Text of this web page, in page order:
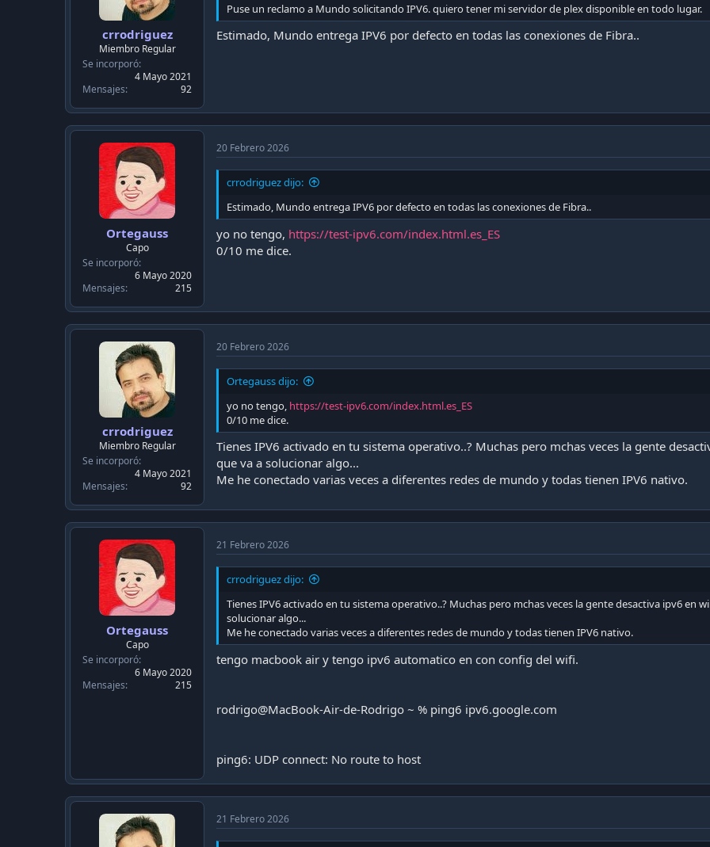
crrodriguez
Miembro Regular
Se incorporó
4 Mayo 2021
Mensajes
92
Puse un reclamo a Mundo solicitando IPV6. quiero tener mi servidor de plex disponible en todo lugar.
Estimado, Mundo entrega IPV6 por defecto en todas las conexiones de Fibra..
Ortegauss
Capo
Se incorporó
6 Mayo 2020
Mensajes
215
20 Febrero 2026
crrodriguez dijo:
Estimado, Mundo entrega IPV6 por defecto en todas las conexiones de Fibra..
yo no tengo, https://test-ipv6.com/index.html.es_ES
0/10 me dice.
crrodriguez
Miembro Regular
Se incorporó
4 Mayo 2021
Mensajes
92
20 Febrero 2026
Ortegauss dijo:
yo no tengo, https://test-ipv6.com/index.html.es_ES
0/10 me dice.
Tienes IPV6 activado en tu sistema operativo..? Muchas pero mchas veces la gente
que va a solucionar algo...
Me he conectado varias veces a diferentes redes de mundo y todas tienen IPV6 nativo.
Ortegauss
Capo
Se incorporó
6 Mayo 2020
Mensajes
215
21 Febrero 2026
crrodriguez dijo:
Tienes IPV6 activado en tu sistema operativo..? Muchas pero mchas veces la gente desactiva ipv6 en
solucionar algo...
Me he conectado varias veces a diferentes redes de mundo y todas tienen IPV6 nativo.
tengo macbook air y tengo ipv6 automatico en con config del wifi.
rodrigo@MacBook-Air-de-Rodrigo ~ % ping6 ipv6.google.com
ping6: UDP connect: No route to host
21 Febrero 2026